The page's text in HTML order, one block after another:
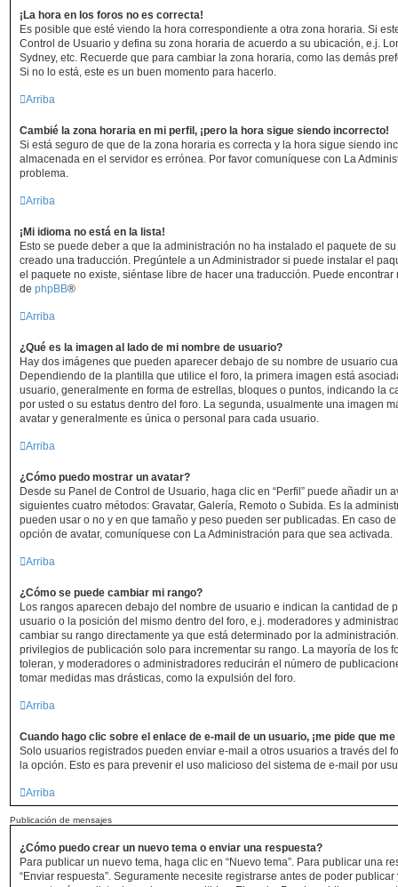
¡La hora en los foros no es correcta!
Es posible que esté viendo la hora correspondiente a otra zona horaria. Si
Control de Usuario y defina su zona horaria de acuerdo a su ubicación, e.j.
Sydney, etc. Recuerde que para cambiar la zona horaria, como las demás
Si no lo está, este es un buen momento para hacerlo.
Arriba
Cambié la zona horaria en mi perfil, ¡pero la hora sigue siendo incorrecto!
Si está seguro de que de la zona horaria es correcta y la hora sigue siendo
almacenada en el servidor es errónea. Por favor comuníquese con La
problema.
Arriba
¡Mi idioma no está en la lista!
Esto se puede deber a que la administración no ha instalado el paquete de
creado una traducción. Pregúntele a un Administrador si puede instalar el
el paquete no existe, siéntase libre de hacer una traducción. Puede
de phpBB®
Arriba
¿Qué es la imagen al lado de mi nombre de usuario?
Hay dos imágenes que pueden aparecer debajo de su nombre de usuario
Dependiendo de la plantilla que utilice el foro, la primera imagen está
usuario, generalmente en forma de estrellas, bloques o puntos, indicando la
por usted o su estatus dentro del foro. La segunda, usualmente una imagen
avatar y generalmente es única o personal para cada usuario.
Arriba
¿Cómo puedo mostrar un avatar?
Desde su Panel de Control de Usuario, haga clic en “Perfil” puede añadir un
siguientes cuatro métodos: Gravatar, Galería, Remoto o Subida. Es la
pueden usar o no y en que tamaño y peso pueden ser publicadas. En caso
opción de avatar, comuníquese con La Administración para que sea activada.
Arriba
¿Cómo se puede cambiar mi rango?
Los rangos aparecen debajo del nombre de usuario e indican la cantidad de
usuario o la posición del mismo dentro del foro, e.j. moderadores y
cambiar su rango directamente ya que está determinado por la
privilegios de publicación solo para incrementar su rango. La mayoría de los
toleran, y moderadores o administradores reducirán el número de
tomar medidas mas drásticas, como la expulsión del foro.
Arriba
Cuando hago clic sobre el enlace de e-mail de un usuario, ¡me pide que
Solo usuarios registrados pueden enviar e-mail a otros usuarios a través del
la opción. Esto es para prevenir el uso malicioso del sistema de e-mail por
Arriba
Publicación de mensajes
¿Cómo puedo crear un nuevo tema o enviar una respuesta?
Para publicar un nuevo tema, haga clic en “Nuevo tema”. Para publicar una
“Enviar respuesta”. Seguramente necesite registrarse antes de poder